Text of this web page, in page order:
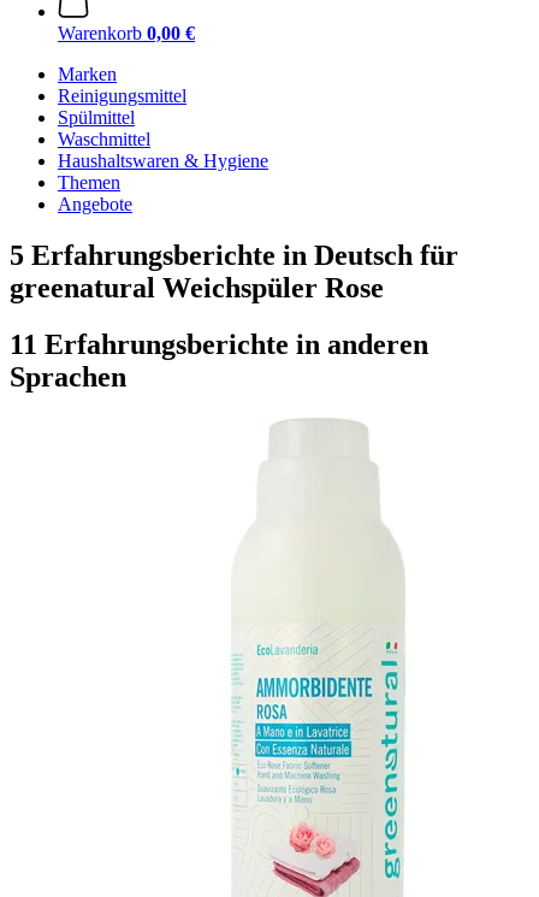
Warenkorb 0,00 €
Marken
Reinigungsmittel
Spülmittel
Waschmittel
Haushaltswaren & Hygiene
Themen
Angebote
5 Erfahrungsberichte in Deutsch für
greenatural Weichspüler Rose
11 Erfahrungsberichte in anderen
Sprachen